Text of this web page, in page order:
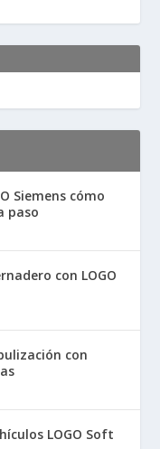
Siemens cómo
paso
con LOGO
con
LOGO Soft